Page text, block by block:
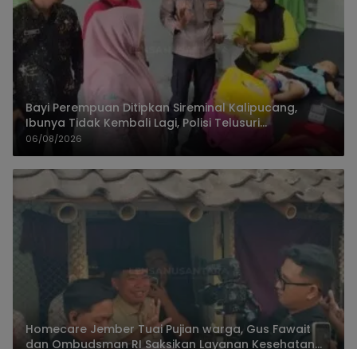
Bayi Perempuan Ditipkan Sireminal Kalipucang,
Ibunya Tidak Kembali Lagi, Polisi Telusuri
Keberadaan Orang Tua
06/08/2026
Homecare Jember Tuai Pujian warga, Gus Fawait
dan Ombudsman RI Saksikan Layanan Kesehatan